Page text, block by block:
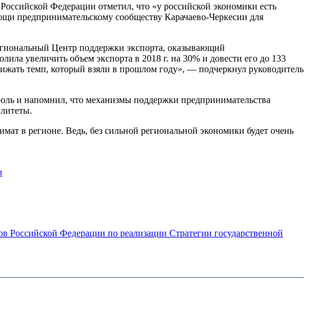
Федерации отметил, что «у российской экономики есть
предпринимательскому сообществу Карачаево-Черкесии для
Центр поддержки экспорта, оказывающий
увеличить объем экспорта в 2018 г. на 30% и довести его до 133
темп, который взяли в прошлом году», — подчеркнул руководитель
и напомнил, что механизмы поддержки предпринимательства
в регионе. Ведь, без сильной региональной экономики будет очень
Российской Федерации по реализации Стратегии государственной